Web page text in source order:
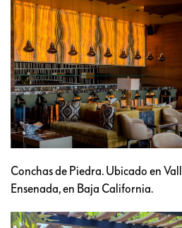
Conchas de Piedra. Ubicado en
Ensenada, en Baja California.